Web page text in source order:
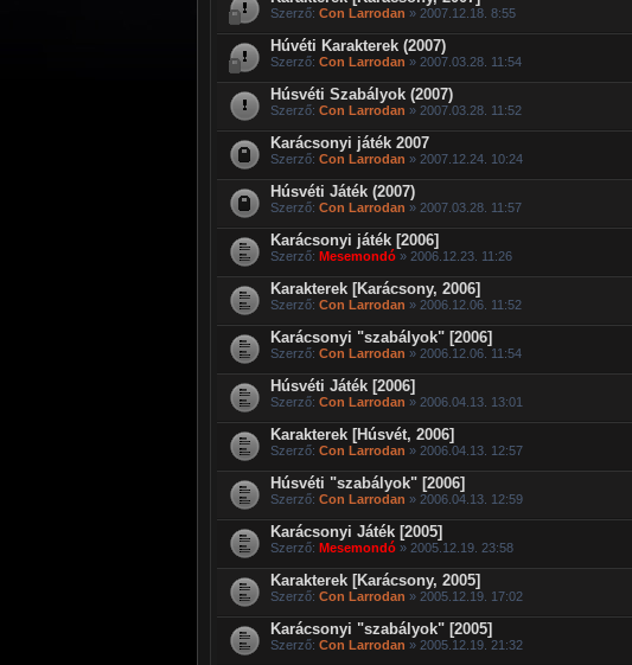
Szerző: Con Larrodan » 2007.12.18. 8:55
Húvéti Karakterek (2007)
Szerző: Con Larrodan » 2007.03.28. 11:54
Húsvéti Szabályok (2007)
Szerző: Con Larrodan » 2007.03.28. 11:52
Karácsonyi játék 2007
Szerző: Con Larrodan » 2007.12.24. 10:24
Húsvéti Játék (2007)
Szerző: Con Larrodan » 2007.03.28. 11:57
Karácsonyi játék [2006]
Szerző: Mesemondó » 2006.12.23. 11:26
Karakterek [Karácsony, 2006]
Szerző: Con Larrodan » 2006.12.06. 11:52
Karácsonyi "szabályok" [2006]
Szerző: Con Larrodan » 2006.12.06. 11:54
Húsvéti Játék [2006]
Szerző: Con Larrodan » 2006.04.13. 13:01
Karakterek [Húsvét, 2006]
Szerző: Con Larrodan » 2006.04.13. 12:57
Húsvéti "szabályok" [2006]
Szerző: Con Larrodan » 2006.04.13. 12:59
Karácsonyi Játék [2005]
Szerző: Mesemondó » 2005.12.19. 23:58
Karakterek [Karácsony, 2005]
Szerző: Con Larrodan » 2005.12.19. 17:02
Karácsonyi "szabályok" [2005]
Szerző: Con Larrodan » 2005.12.19. 21:32